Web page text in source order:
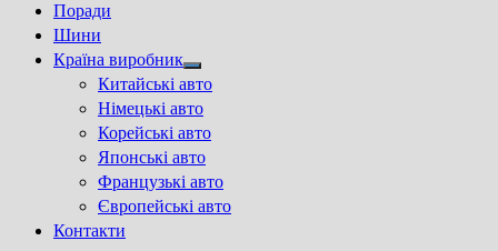
Поради
Шини
Країна виробник
Show
sub
menu
Китайські авто
Німецькі авто
Корейські авто
Японські авто
Французькі авто
Європейські авто
Контакти